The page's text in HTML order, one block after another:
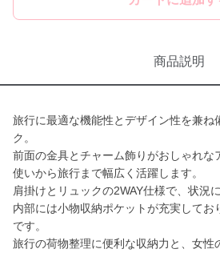
商品説明
旅行に最適な機能性とデザイン性を兼ね
ク。
前面の金具とチャーム飾りがおしゃれな
使いから旅行まで幅広く活躍します。
肩掛けとリュックの2WAY仕様で、状況
内部には小物収納ポケットが充実してお
です。
旅行の荷物整理に便利な収納力と、女性